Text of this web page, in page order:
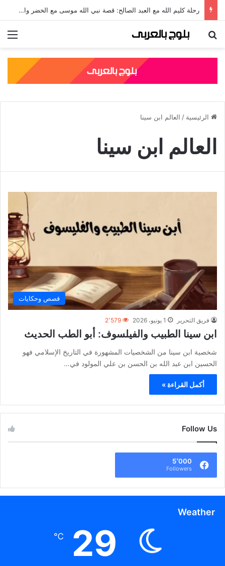
رحلة كليم الله مع العبد الصالح: قصة نبي الله موسى مع الخضر والدروس المستفادة منها
بحث عن
الرئيسية / العالم ابن سينا
العالم ابن سينا
قصص وحكايات
فريق التحرير 1 يونيو، 2026 2٬579
ابن سينا الطبيب والفيلسوف: أبو الطب الحديث
شخصية ابن سينا من الشخصيات المشهورة في التاريخ الإسلامي فهو
الحسين ابن عبد الله بن الحسن بن علي المولود في…
أكمل القراءة »
Follow Us
5٬000
Followers
Weather
29
℃